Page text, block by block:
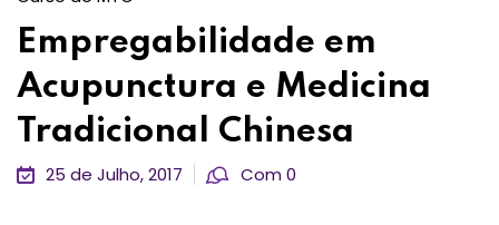
Empregabilidade em
Acupunctura e Medicina
Tradicional Chinesa
25 de Julho, 2017 Com 0